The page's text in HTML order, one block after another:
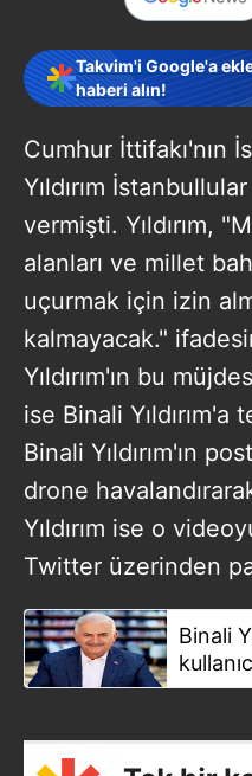
Takvim'i Google'a
haberi alın!
Cumhur İttifakı'nın
Yıldırım
vermişti. Yıldırım,
alanları ve millet
uçurmak için izin
kalmayacak."
Yıldırım'ın bu
ise Binali
Binali Yıldırım'ın
drone
Yıldırım ise o
Twitter üzerinden
Binali